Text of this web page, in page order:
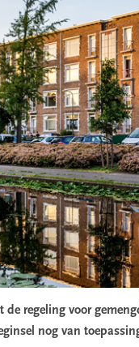
de regeling voor
nog van